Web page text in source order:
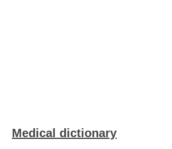
Medical dictionary